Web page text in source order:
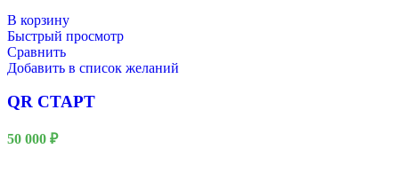
В корзину
Быстрый просмотр
Сравнить
Добавить в список желаний
QR СТАРТ
50 000 ₽